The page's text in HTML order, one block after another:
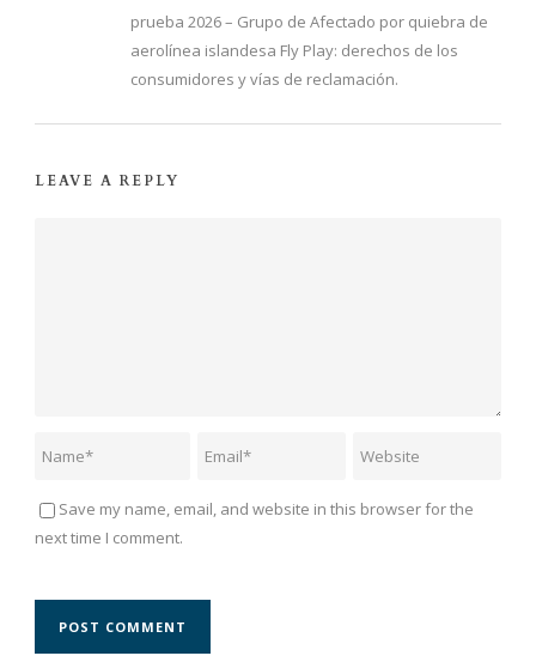
prueba 2026 – Grupo de Afectado por quiebra de
aerolínea islandesa Fly Play: derechos de los
consumidores y vías de reclamación.
LEAVE A REPLY
Save my name, email, and website in this browser for the
next time I comment.